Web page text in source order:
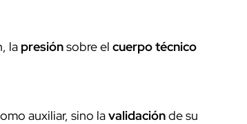
la presiónsobre el cuerpo técnico
auxiliar, sino lavalidaciónde su